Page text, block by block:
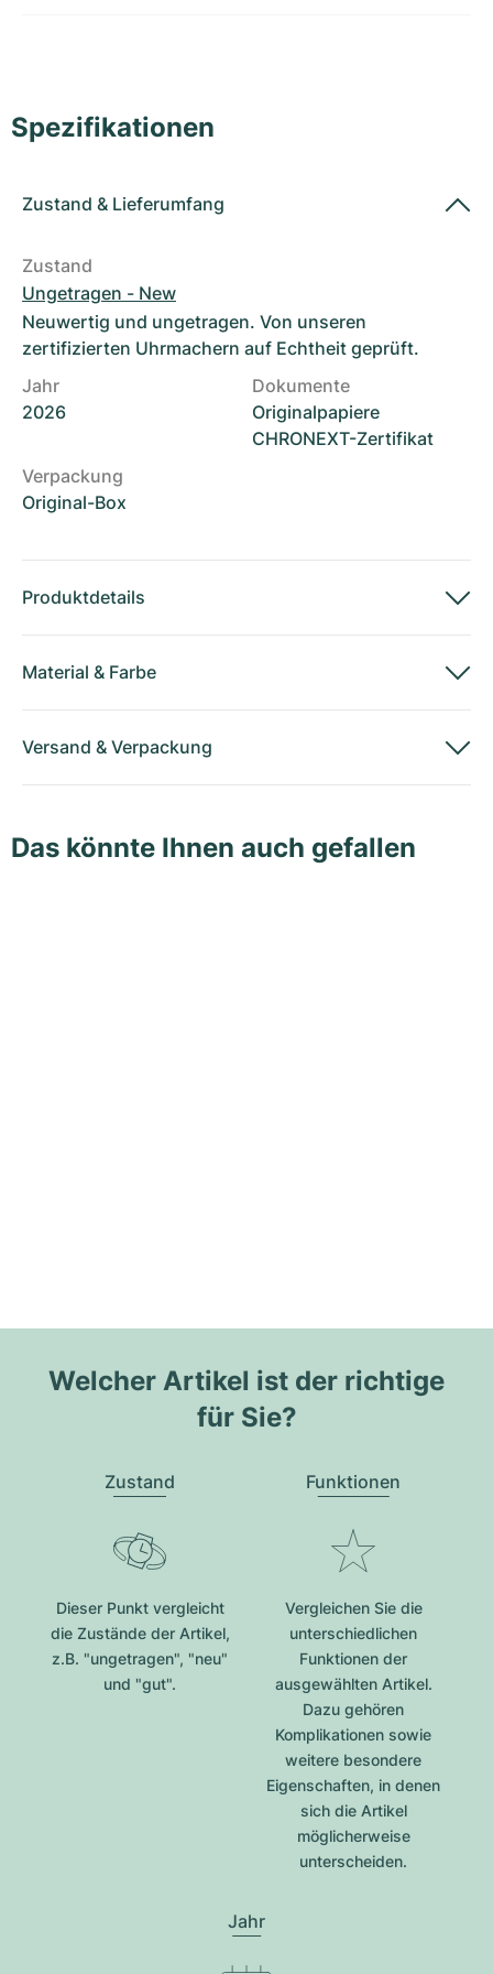
Spezifikationen
Zustand & Lieferumfang
Zustand
Ungetragen - New
Neuwertig und ungetragen. Von unseren
zertifizierten Uhrmachern auf Echtheit geprüft.
Jahr
2026
Dokumente
Originalpapiere
CHRONEXT-Zertifikat
Verpackung
Original-Box
Produktdetails
Material & Farbe
Versand & Verpackung
Das könnte Ihnen auch gefallen
Welcher Artikel ist der richtige
für Sie?
Zustand
Dieser Punkt vergleicht
die Zustände der Artikel,
z.B. "ungetragen", "neu"
und "gut".
Funktionen
Vergleichen Sie die
unterschiedlichen
Funktionen der
ausgewählten Artikel.
Dazu gehören
Komplikationen sowie
weitere besondere
Eigenschaften, in denen
sich die Artikel
möglicherweise
unterscheiden.
Jahr